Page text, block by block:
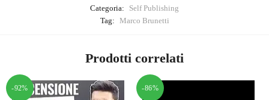
Categoria:
Self Publishing
Tag: Marco Brunetti
Prodotti correlati
-92% -86%